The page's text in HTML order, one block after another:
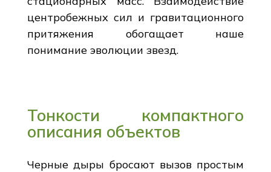
центробежных сил и гравитационного
притяжения обогащает наше
понимание эволюции звезд.
Тонкости компактного
описания объектов
Черные дыры бросают вызов простым